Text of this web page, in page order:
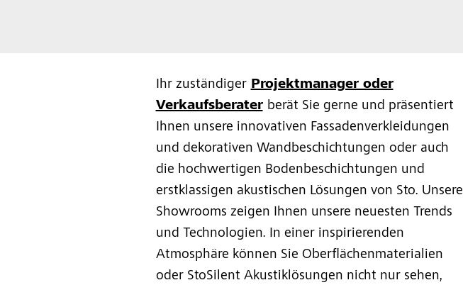
Ihr zuständiger Projektmanager oder
Verkaufsberater berät Sie gerne und präsentiert
Ihnen unsere innovativen Fassadenverkleidungen
und dekorativen Wandbeschichtungen oder auch
die hochwertigen Bodenbeschichtungen und
erstklassigen akustischen Lösungen von Sto. Unsere
Showrooms zeigen Ihnen unsere neuesten Trends
und Technologien. In einer inspirierenden
Atmosphäre können Sie Oberflächenmaterialien
oder StoSilent Akustiklösungen nicht nur sehen,